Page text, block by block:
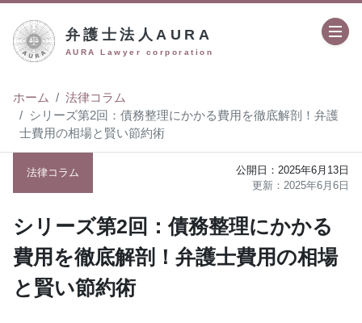
弁護士法人AURA
AURA Lawyer corporation
ホーム
法律コラム
シリーズ第2回：債務整理にかかる費用を徹底解剖！弁護
士費用の相場と賢い節約術
シリーズ第2回：債務整理にかかる
費用を徹底解剖！弁護士費用の相場
と賢い節約術
法律コラム
2025年6月13日
2025年6月6日